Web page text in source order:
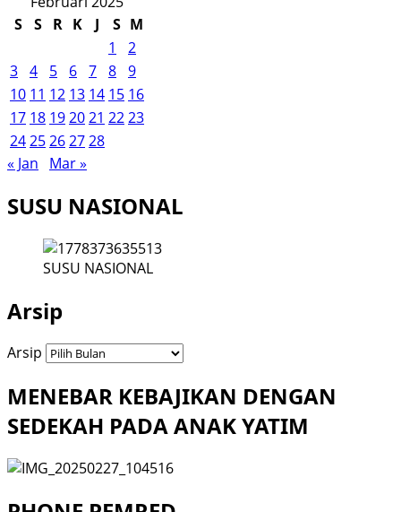
S
S R K J S M
1
2
3 4 5 6 7 8 9
10 11 12 13 14 15 16
17 18 192021 2223
2425262728
« Jan
Mar »
SUSU NASIONAL
SUSU NASIONAL
Arsip
Arsip
MENEBAR KEBAJIKAN DENGAN
SEDEKAH PADA ANAK YATIM